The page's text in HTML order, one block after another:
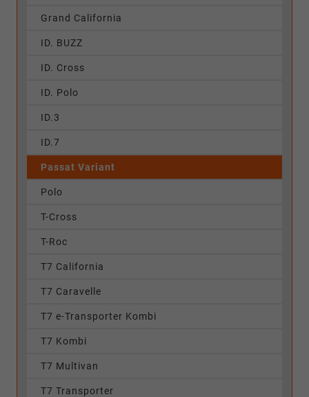
Grand California
ID. BUZZ
ID. Cross
ID. Polo
ID.3
ID.7
Passat Variant
Polo
T-Cross
T-Roc
T7 California
T7 Caravelle
T7 e-Transporter Kombi
T7 Kombi
T7 Multivan
T7 Transporter